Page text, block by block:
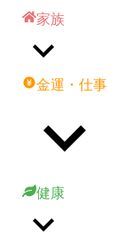
家族
金運・仕事
健康